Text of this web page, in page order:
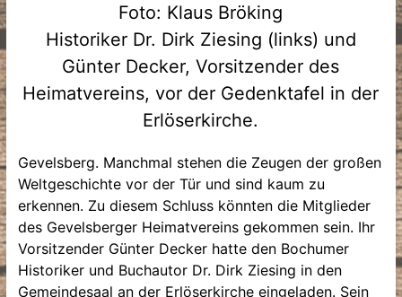
Foto: Klaus Bröking
Historiker Dr. Dirk Ziesing (links) und
Günter Decker, Vorsitzender des
Heimatvereins, vor der Gedenktafel in der
Erlöserkirche.
Gevelsberg. Manchmal stehen die Zeugen der großen
Weltgeschichte vor der Tür und sind kaum zu
erkennen. Zu diesem Schluss könnten die Mitglieder
des Gevelsberger Heimatvereins gekommen sein. Ihr
Vorsitzender Günter Decker hatte den Bochumer
Historiker und Buchautor Dr. Dirk Ziesing in den
Gemeindesaal an der Erlöserkirche eingeladen. Sein